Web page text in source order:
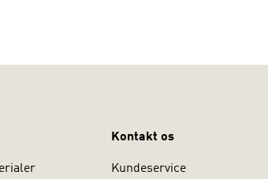
Kontakt os
Kundeservice